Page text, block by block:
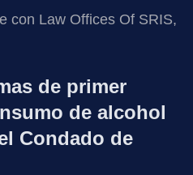
con Law Offices Of SRIS,
de primer
de alcohol
Condado de